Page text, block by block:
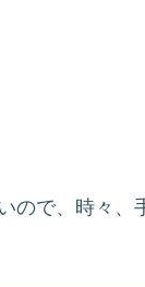
ので、時々、